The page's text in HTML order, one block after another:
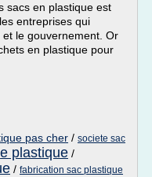
sacs en plastique est
entreprises qui
le gouvernement. Or
en plastique pour
pas cher / societe sac
plastique /
/ fabrication sac plastique